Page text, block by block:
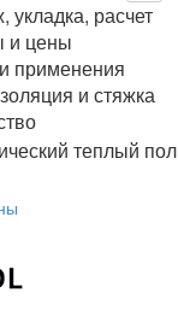
укладка, расчет
и цены
применения
и стяжка
теплый пол